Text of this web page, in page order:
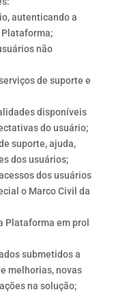
autenticando a
não
de suporte e
disponíveis
do usuário;
suporte, ajuda,
dos usuários;
dos usuários
o Marco Civil da
Plataforma em prol
submetidos a
melhorias, novas
na solução;